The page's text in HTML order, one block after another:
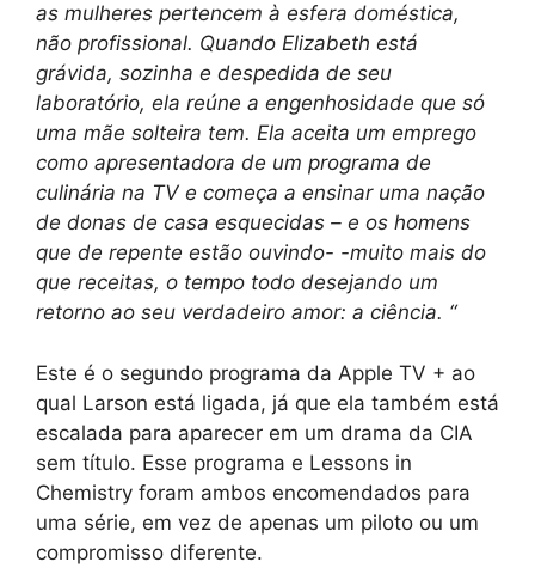
as mulheres pertencem à esfera doméstica,
não profissional. Quando Elizabeth está
grávida, sozinha e despedida de seu
laboratório, ela reúne a engenhosidade que só
uma mãe solteira tem. Ela aceita um emprego
como apresentadora de um programa de
culinária na TV e começa a ensinar uma nação
de donas de casa esquecidas – e os homens
que de repente estão ouvindo- -muito mais do
que receitas, o tempo todo desejando um
retorno ao seu verdadeiro amor: a ciência. “
Este é o segundo programa da Apple TV + ao
qual Larson está ligada, já que ela também está
escalada para aparecer em um drama da CIA
sem título. Esse programa e Lessons in
Chemistry foram ambos encomendados para
uma série, em vez de apenas um piloto ou um
compromisso diferente.